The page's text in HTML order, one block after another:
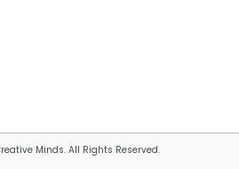
Minds. All Rights Reserved.